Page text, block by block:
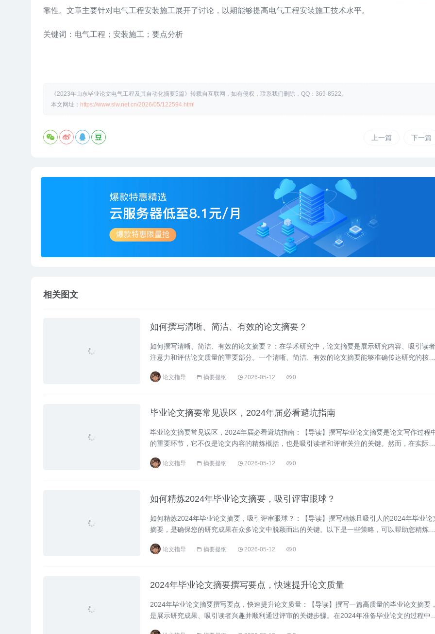
靠性。文章主要针对电气工程安装施工展开了讨论，以期能够提高电气工程安装施工技术水平。
关键词：电气工程；安装施工；要点分析
《2023年山东毕业论文电气工程及其自动化摘要5篇》转载自互联网，如有侵权，联系我们删除，QQ：369-8522。
本文网址： https://www.slw.net.cn/2026/05/122594.html
上一篇 下一篇
相关图文
如何撰写清晰、简洁、有效的论文摘要？
如何撰写清晰、简洁、有效的论文摘要？：在学术研究中，论文摘要是展示研究内容、吸引读者
注意力和评估论文质量的重要部分。一个清晰、简洁、有效的论文摘要能够准确传达研究的核心
视摘要的重要性，导致摘要内容冗长、结构混乱、重点不突出等问题。因此，本文旨在探讨如何
论文指导 摘要提纲 2026-05-12 0
毕业论文摘要常见误区，2024年届必看避坑指南
毕业论文摘要常见误区，2024年届必看避坑指南：【导读】撰写毕业论文摘要是论文写作过程
的重要环节，它不仅是论文内容的精炼概括，也是吸引读者和评审关注的关键。然而，在实际撰
家避免这些常见错误。一、常见误区信息冗余与不全：冗余：摘要中重复了论文标题或引言中的
论文指导 摘要提纲 2026-05-12 0
如何精炼2024年毕业论文摘要，吸引评审眼球？
如何精炼2024年毕业论文摘要，吸引评审眼球？：【导读】撰写精炼且吸引人的2024年毕业论
摘要，是确保您的研究成果在众多论文中脱颖而出的关键。以下是一些策略，可以帮助您精炼摘
的、方法、发现和结论。这些信息应紧密围绕研究主题，避免不必要的细节或偏离主题的内容。
论文指导 摘要提纲 2026-05-12 0
2024年毕业论文摘要撰写要点，快速提升论文质量
2024年毕业论文摘要撰写要点，快速提升论文质量：【导读】撰写一篇高质量的毕业论文摘要
是展示研究成果、吸引读者兴趣并顺利通过评审的关键步骤。在2024年准备毕业论文的过程中